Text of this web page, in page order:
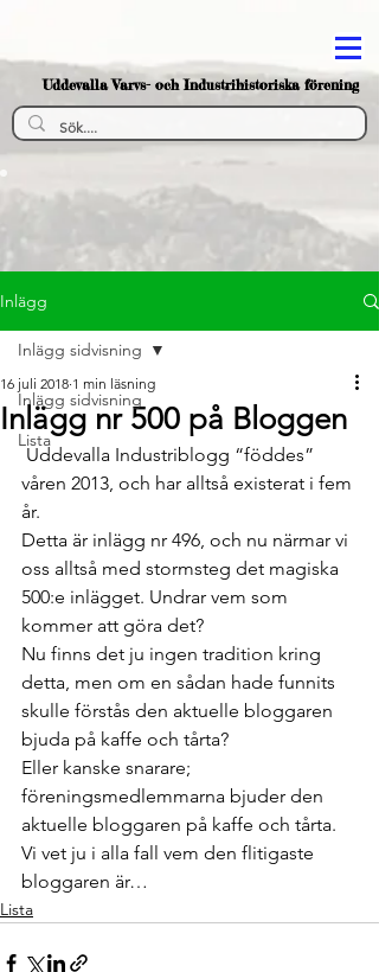
Uddevalla Varvs- och Industrihistoriska förening
Inlägg
Inlägg sidvisning
Lista
Inlägg sidvisning
Inlägg nr 500 på Bloggen
16 juli 2018 1 min läsning
våren 2013, och har alltså existerat i fem
år.
Detta är inlägg nr 496, och nu närmar vi
oss alltså med stormsteg det magiska
500:e inlägget. Undrar vem som
kommer att göra det?
Nu finns det ju ingen tradition kring
detta, men om en sådan hade funnits
skulle förstås den aktuelle bloggaren
bjuda på kaffe och tårta?
Eller kanske snarare;
föreningsmedlemmarna bjuder den
aktuelle bloggaren på kaffe och tårta.
Vi vet ju i alla fall vem den flitigaste
bloggaren är…
Lista